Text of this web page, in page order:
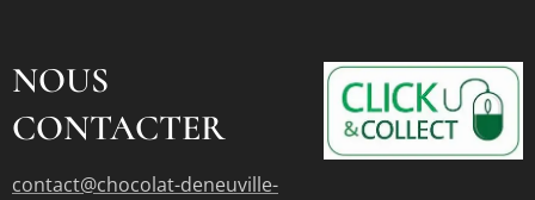
NOUS
CONTACTER
contact@chocolat-deneuville-